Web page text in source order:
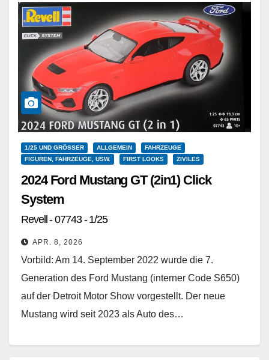
1/25 UND GRÖSSER ALLGEMEIN
FAHRZEUGE
FIGUREN, FAHRZEUGE, USW.
FIRST LOOKS ZIVILES
2024 Ford Mustang GT (2in1) Click
System
Revell - 07743 - 1/25
APR. 8, 2026
Vorbild: Am 14. September 2022 wurde die 7.
Generation des Ford Mustang (interner Code S650)
auf der Detroit Motor Show vorgestellt. Der neue
Mustang wird seit 2023 als Auto des…